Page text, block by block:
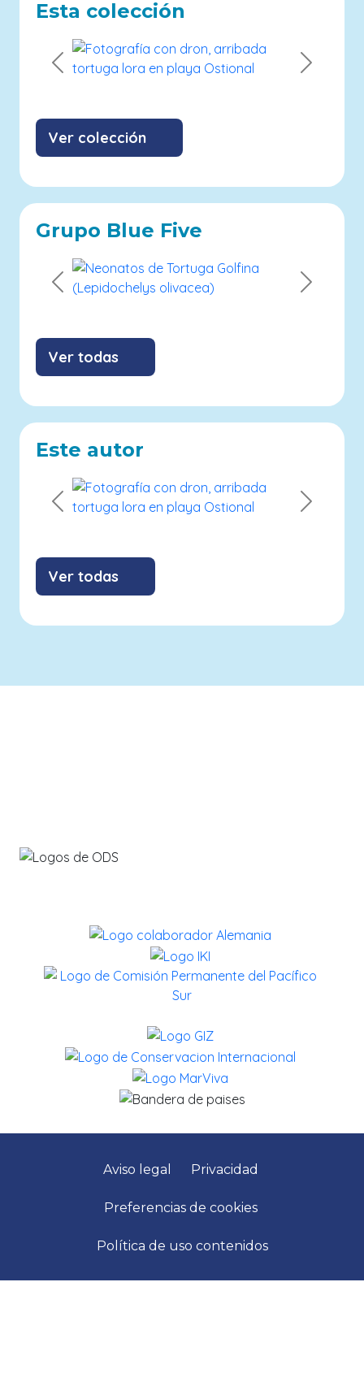
Esta colección
Previous Next
Ver colección
Grupo Blue Five
Previous Next
Ver todas
Este autor
Previous Next
Ver todas
Aviso legal Privacidad
Preferencias de cookies
Política de uso contenidos